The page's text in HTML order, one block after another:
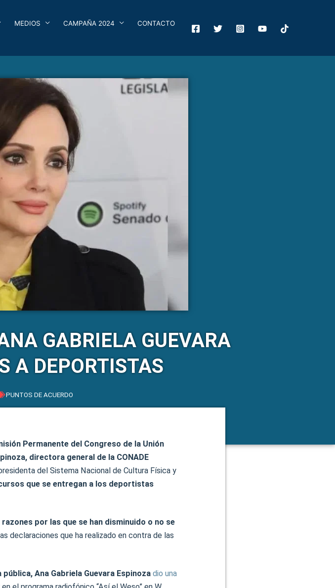
MEDIOS CAMPAÑA 2024 CONTACTO
GABRIELA GUEVARA
A DEPORTISTAS
PUNTOS DE ACUERDO
Permanente del Congreso de la Unión
directora general de la CONADE
del Sistema Nacional de Cultura Física y
que se entregan a los deportistas
por las que se han disminuido o no se
declaraciones que ha realizado en contra de las
Ana Gabriela Guevara Espinoza dio una